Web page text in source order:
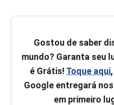
Gostou de saber
mundo? Garanta seu
é Grátis! Toque aqui
Google entregará
em primeiro